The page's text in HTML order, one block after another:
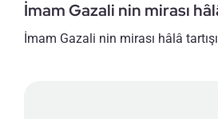
Röportajlar
İmam Gazali nin mirası
İmam Gazali nin mirası hâlâ